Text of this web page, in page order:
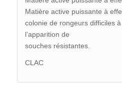
Matière active puissante à
colonie de rongeurs difficiles
l’apparition de
souches résistantes.
CLAC